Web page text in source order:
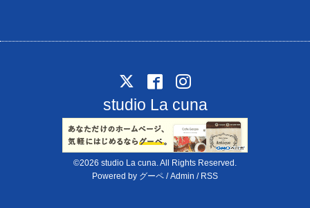
studio La cuna
©2026 studio La cuna. All Rights Reserved.
Powered by グーペ /Admin / RSS